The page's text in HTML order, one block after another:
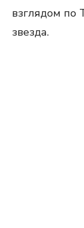
взглядом по
звезда.